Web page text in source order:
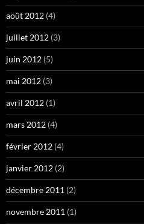
août 2012 (4)
juillet 2012 (3)
juin 2012 (5)
mai 2012 (3)
avril 2012 (1)
mars 2012 (4)
février 2012 (4)
janvier 2012 (2)
décembre 2011 (2)
novembre 2011 (1)